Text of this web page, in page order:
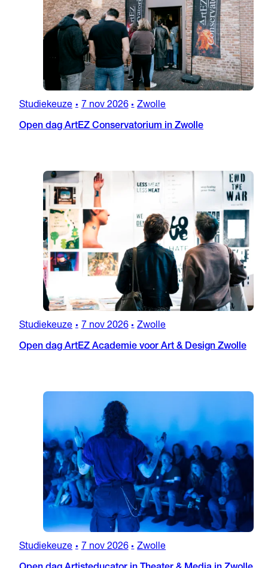
Studiekeuze • 7 nov 2026 • Zwolle
Open dag ArtEZ Conservatorium in Zwolle
Studiekeuze • 7 nov 2026 • Zwolle
Open dag ArtEZ Academie voor Art & Design Zwolle
Studiekeuze • 7 nov 2026 • Zwolle